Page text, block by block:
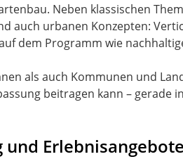
Neben klassischen
auch urbanen Konzepten:
dem Programm wie
als auch Kommunen und
beitragen kann – gerade
Erlebnisangebote